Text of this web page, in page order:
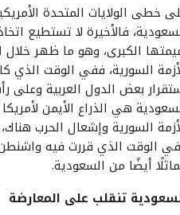
خطى الولايات المتحدة
فالأخيرة لا تستطيع
الكبرى، وهو ما ظهر
السورية، ففي الوقت الذي
بعض الدول العربية وعلى
هي الذراع الأيمن
السورية وإشعال الحرب
الوقت الذي قررت فيه واشنطن
أيضًا من السعودية.
تنقلب على المعارضة